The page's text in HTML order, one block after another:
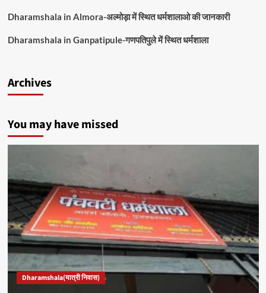
Dharamshala in Almora-अल्मोड़ा में स्थित धर्मशालाओ की जानकारी
Dharamshala in Ganpatipule-गणपतिपुले में स्थित धर्मशाला
Archives
You may have missed
Dharamshala(यात्री निवास)